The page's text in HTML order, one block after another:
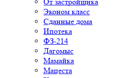
Эконом класс
Сданные дома
Ипотека
ФЗ-214
Дагомыс
Мамайка
Мацеста